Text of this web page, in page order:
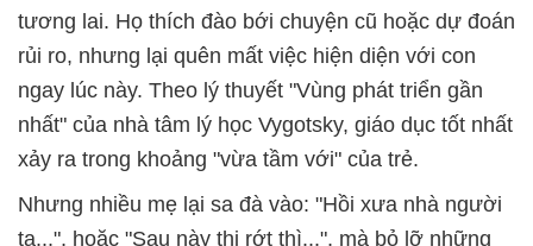
tương lai. Họ thích đào bới chuyện cũ hoặc dự đoán
rủi ro, nhưng lại quên mất việc hiện diện với con
ngay lúc này. Theo lý thuyết "Vùng phát triển gần
nhất" của nhà tâm lý học Vygotsky, giáo dục tốt nhất
xảy ra trong khoảng "vừa tầm với" của trẻ.
Nhưng nhiều mẹ lại sa đà vào: "Hồi xưa nhà người
ta...", hoặc "Sau này thi rớt thì...", mà bỏ lỡ những